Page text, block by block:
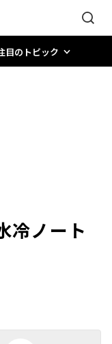
目のトピック
冷ノート